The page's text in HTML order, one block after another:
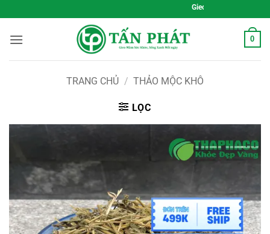
qua
nội
Gieo Mầm Sức Khỏe, Sống Xanh
0
TRANG CHỦ / THẢO MỘC KHÔ
LỌC